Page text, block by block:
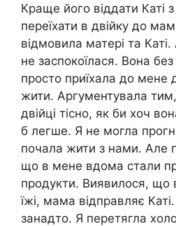
Краще його віддати Каті
переїхати в двійку до
відмовила матері та
не заспокоїлася. Вона
просто приїхала до мене
жити. Аргументувала
двійці тісно, як би хоч
б легше. Я не могла
почала жити з нами. Але
що в мене вдома стали
продукти. Виявилося, що
їжі, мама відправляє
занадто. Я перетягла